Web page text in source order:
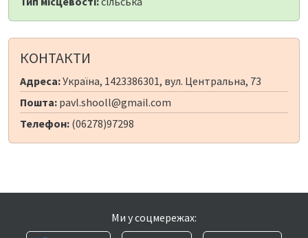
КОНТАКТИ
Адреса:Україна, 1423386301, вул. Центральна, 73
Пошта: pavl.shooll@gmail.com
Телефон: (06278)97298
Ми у соцмережах: